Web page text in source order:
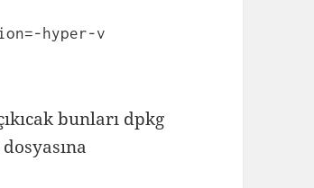
hyper-v
bunları dpkg